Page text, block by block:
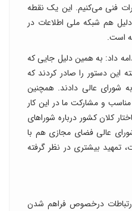
فنی می‌کنیم. این یک نقطه
هم شبکه ملی اطلاعات در
است.
داد: به همین دلیل جایی که
این دستور را صادر کردند که
شورای عالی دادند. همچنین
و مشارکت ما در این کار
کلان کشور درباره شوراهای
عالی فضای مجازی هم با
تمهید بیشتری در نظر گرفته
ارتباطات درخصوص فراهم شدن